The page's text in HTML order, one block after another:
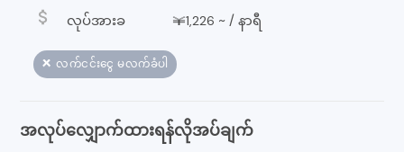
attach_money လုပ်အားခ ￥1,226 ~ / နာရီ
❌ လက်ငင်းငွေ မလက်ခံပါ
အလုပ်လျှောက်ထားရန်လိုအပ်ချက်